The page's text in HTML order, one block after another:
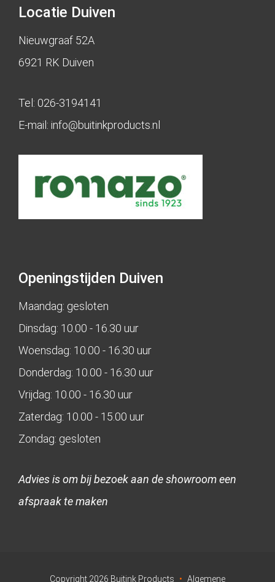
Locatie Duiven
Nieuwgraaf 52A
6921 RK Duiven
Tel: 026-3194141
E-mail: info@buitinkproducts.nl
Openingstijden Duiven
Maandag: gesloten
Dinsdag: 10.00 - 16.30 uur
Woensdag: 10.00 - 16.30 uur
Donderdag: 10.00 - 16.30 uur
Vrijdag: 10.00 - 16.30 uur
Zaterdag: 10.00 - 15.00 uur
Zondag: gesloten
Advies is om bij bezoek aan de showroom een
afspraak te maken
Copyright 2026 Buitink Products • Algemene